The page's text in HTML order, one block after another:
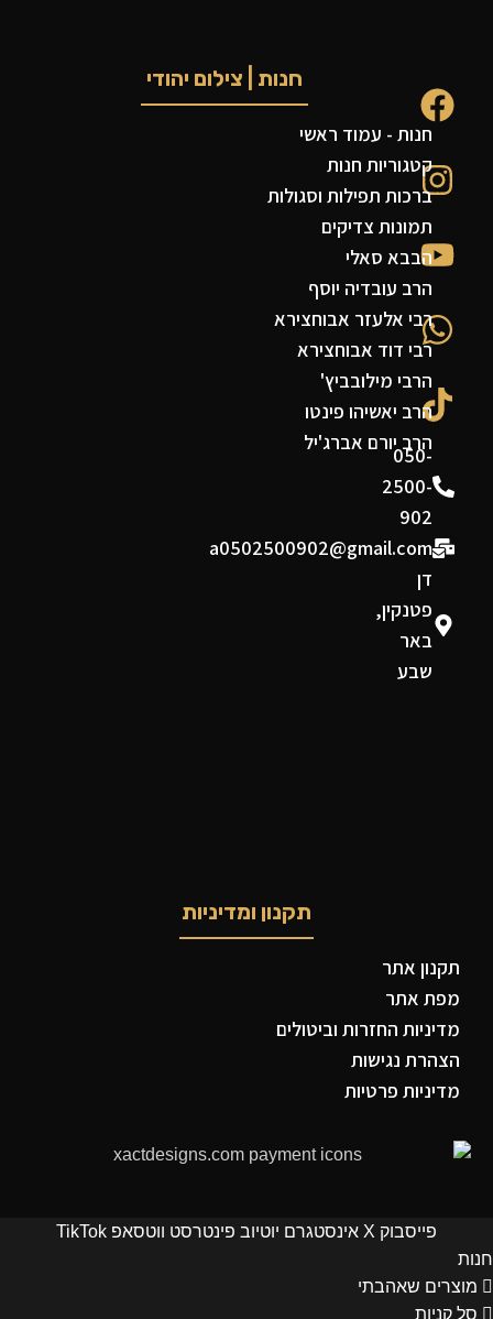
050-
2500-
902
a0502500902@gmail.com
דן
פטנקין,
באר
שבע
חנות | צילום יהודי
חנות - עמוד ראשי
קטגוריות חנות
ברכות תפילות וסגולות
תמונות צדיקים
הבבא סאלי
הרב עובדיה יוסף
רבי אלעזר אבוחצירא
רבי דוד אבוחצירא
הרבי מילובביץ'
הרב יאשיהו פינטו
הרב יורם אברג'יל
תקנון ומדיניות
תקנון אתר
מפת אתר
מדיניות החזרות וביטולים
הצהרת נגישות
מדיניות פרטיות
פייסבוק X אינסטגרם יוטיוב פינטרסט ווטסאפ TikTok
חנות
מוצרים שאהבתי
סל קניות